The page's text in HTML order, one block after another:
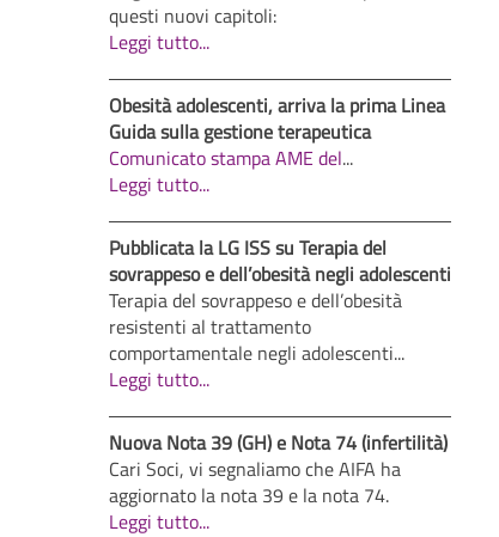
questi nuovi capitoli:
Leggi tutto...
Obesità adolescenti, arriva la prima Linea
Guida sulla gestione terapeutica
Comunicato stampa AME del...
Leggi tutto...
Pubblicata la LG ISS su Terapia del
sovrappeso e dell’obesità negli adolescenti
Terapia del sovrappeso e dell’obesità
resistenti al trattamento
comportamentale negli adolescenti...
Leggi tutto...
Nuova Nota 39 (GH) e Nota 74 (infertilità)
Cari Soci, vi segnaliamo che AIFA ha
aggiornato la nota 39 e la nota 74.
Leggi tutto...